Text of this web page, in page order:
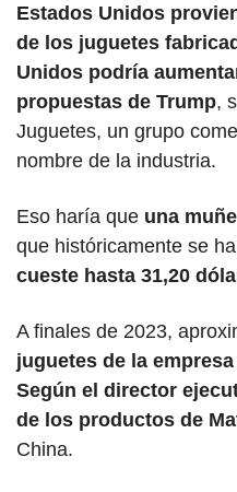
Estados Unidos
de los juguetes
Unidos podría
propuestas de Trump,
Juguetes, un grupo
nombre de la industria.
Eso haría que una
cueste hasta 31,20
A finales de 2023,
juguetes de la
Según el director
de los productos de
China.